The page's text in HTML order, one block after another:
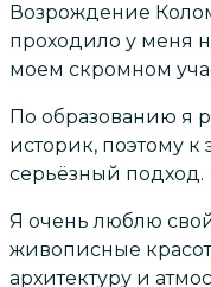
Возрождение
проходило у меня
моем скромном
По образованию я
историк, поэтому
серьёзный подход.
Я очень люблю
живописные
архитектуру и